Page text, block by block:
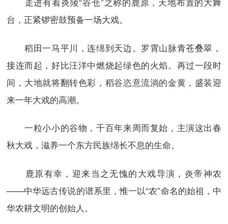
台，正紧锣密鼓预备一场大戏。
稻田一马平川，连绵到天边。罗霄山脉青苍叠翠，
接连而起，好比汪洋中燃烧起绿色的火焰。再过一段时
间，大地就将翻转色彩，稻谷恣意流淌的金黄，盛装迎
来一年大戏的高潮。
一粒小小的谷物，千百年来周而复始，主演这出春
秋大戏，滋养一个东方民族绵长不息的生命。
鹿原有幸，迎来当之无愧的大戏导演，炎帝神农
——中华远古传说的谱系里，惟一以“农”命名的始祖，中
华农耕文明的创始人。